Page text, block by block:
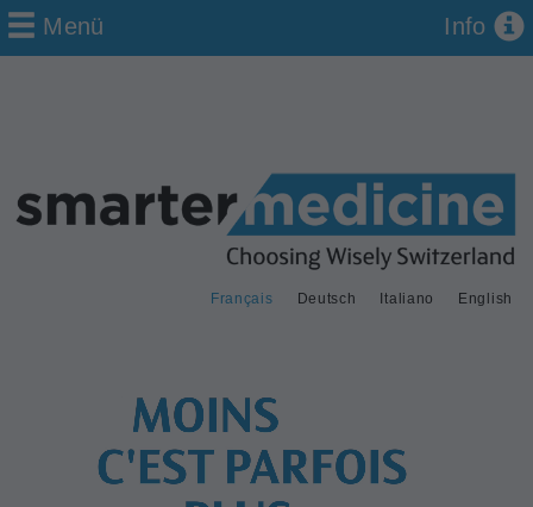
Deutsch
Français Italiano English
Menü Info